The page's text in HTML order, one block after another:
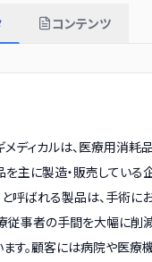
コンテンツ
ディカルは、医療用消耗
主に製造・販売している企
と呼ばれる製品は、手術
従事者の手間を大幅に削
す。顧客には病院や医療